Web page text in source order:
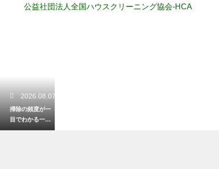
公益社団法人全国ハウスクリーニング協会-HCA
2026.08.07
掃除の頻度が一
目でわかる一
覧！無理なく清